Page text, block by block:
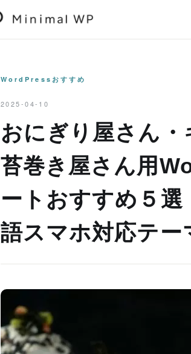
WordPressおすすめ
2025-04-10
おにぎり屋さん
苔巻き屋さん用
ートおすすめ５
語スマホ対応テー